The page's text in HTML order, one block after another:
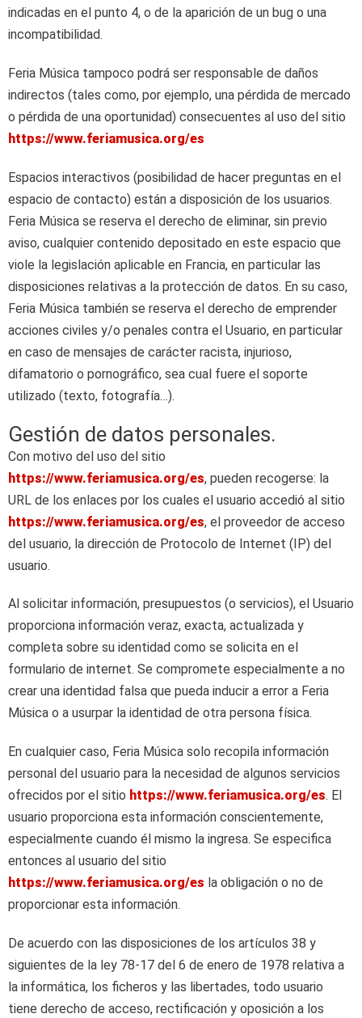
indicadas en el punto 4, o de la aparición de un bug o una
incompatibilidad.
Feria Música tampoco podrá ser responsable de daños
indirectos (tales como, por ejemplo, una pérdida de mercado
o pérdida de una oportunidad) consecuentes al uso del sitio
https://www.feriamusica.org/es
Espacios interactivos (posibilidad de hacer preguntas en el
espacio de contacto) están a disposición de los usuarios.
Feria Música se reserva el derecho de eliminar, sin previo
aviso, cualquier contenido depositado en este espacio que
viole la legislación aplicable en Francia, en particular las
disposiciones relativas a la protección de datos. En su caso,
Feria Música también se reserva el derecho de emprender
acciones civiles y/o penales contra el Usuario, en particular
en caso de mensajes de carácter racista, injurioso,
difamatorio o pornográfico, sea cual fuere el soporte
utilizado (texto, fotografía…).
Gestión de datos personales.
Con motivo del uso del sitio
https://www.feriamusica.org/es, pueden recogerse: la
URL de los enlaces por los cuales el usuario accedió al sitio
https://www.feriamusica.org/es, el proveedor de acceso
del usuario, la dirección de Protocolo de Internet (IP) del
usuario.
Al solicitar información, presupuestos (o servicios), el Usuario
proporciona información veraz, exacta, actualizada y
completa sobre su identidad como se solicita en el
formulario de internet. Se compromete especialmente a no
crear una identidad falsa que pueda inducir a error a Feria
Música o a usurpar la identidad de otra persona física.
En cualquier caso, Feria Música solo recopila información
personal del usuario para la necesidad de algunos servicios
ofrecidos por el sitio https://www.feriamusica.org/es. El
usuario proporciona esta información conscientemente,
especialmente cuando él mismo la ingresa. Se especifica
entonces al usuario del sitio
https://www.feriamusica.org/es la obligación o no de
proporcionar esta información.
De acuerdo con las disposiciones de los artículos 38 y
siguientes de la ley 78-17 del 6 de enero de 1978 relativa a
la informática, los ficheros y las libertades, todo usuario
tiene derecho de acceso, rectificación y oposición a los